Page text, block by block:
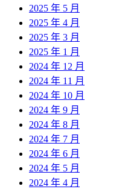
2025 年 5 月
2025 年 4 月
2025 年 3 月
2025 年 1 月
2024 年 12 月
2024 年 11 月
2024 年 10 月
2024 年 9 月
2024 年 8 月
2024 年 7 月
2024 年 6 月
2024 年 5 月
2024 年 4 月